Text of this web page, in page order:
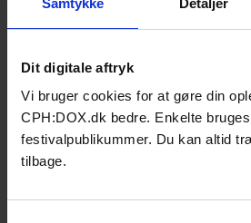
Dit digitale aftryk
Vi bruger cookies for at gøre din
CPH:DOX.dk bedre. Enkelte
festivalpublikummer. Du kan altid
tilbage.